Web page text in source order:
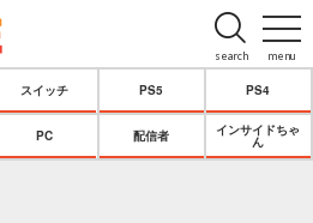
menu
search
スイッチ PS5 PS4
PC 配信者
インサイドちゃ
ん